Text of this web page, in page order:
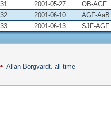
31
2001-05-27 OB-AGF
32
2001-06-10 AGF-AaB
33
2001-06-13 SJF-AGF
Allan Borgvardt, all-time